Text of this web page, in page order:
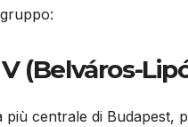
(Belváros-
più centrale di